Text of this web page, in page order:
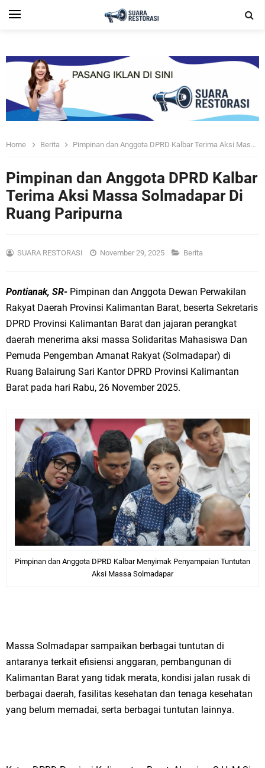
Home Berita Pimpinan dan Anggota DPRD Kalbar Terima Aksi Massa Solmadapar Di Ruang Paripurna
Pimpinan dan Anggota DPRD Kalbar
Terima Aksi Massa Solmadapar Di
Ruang Paripurna
SUARA RESTORASI November 29, 2025 Berita
Pontianak, SR- Pimpinan dan Anggota Dewan Perwakilan
Rakyat Daerah Provinsi Kalimantan Barat, beserta Sekretaris
DPRD Provinsi Kalimantan Barat dan jajaran perangkat
daerah menerima aksi massa Solidaritas Mahasiswa Dan
Pemuda Pengemban Amanat Rakyat (Solmadapar) di
Ruang Balairung Sari Kantor DPRD Provinsi Kalimantan
Barat pada hari Rabu, 26 November 2025.
Pimpinan dan Anggota DPRD Kalbar Menyimak Penyampaian Tuntutan
Aksi Massa Solmadapar
Massa Solmadapar sampaikan berbagai tuntutan di
antaranya terkait efisiensi anggaran, pembangunan di
Kalimantan Barat yang tidak merata, kondisi jalan rusak di
berbagai daerah, fasilitas kesehatan dan tenaga kesehatan
yang belum memadai, serta berbagai tuntutan lainnya.